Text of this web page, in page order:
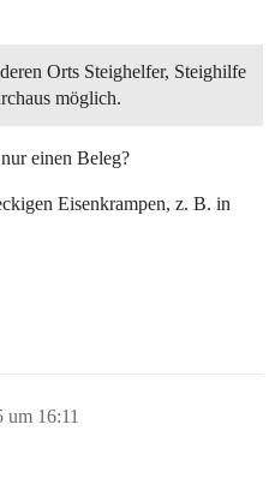
Orts Steighelfer, Steighilfe
möglich.
einen Beleg?
Eisenkrampen, z. B. in
um 16:11